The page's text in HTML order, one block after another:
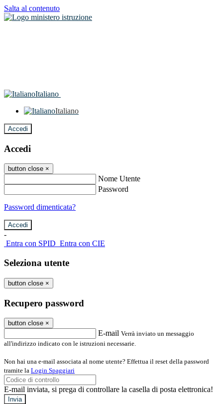
Salta al contenuto
Italiano
Italiano
Accedi
Accedi
button close ×
Nome Utente
Password
Password dimenticata?
-
Entra con SPID Entra con CIE
Seleziona utente
button close ×
Recupero password
button close ×
E-mail Verrà inviato un messaggio
all'indirizzo indicato con le istruzioni necessarie.
Non hai una e-mail associata al nome utente? Effettua il reset della password
tramite la Login Spaggiari
E-mail inviata, si prega di controllare la casella di posta elettronica!